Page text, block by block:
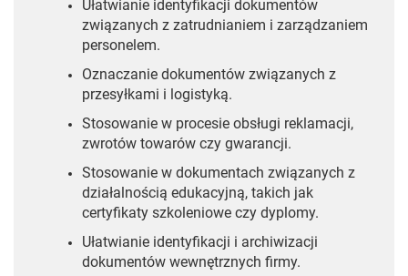
Ułatwianie identyfikacji dokumentów
związanych z zatrudnianiem i zarządzaniem
personelem.
Oznaczanie dokumentów związanych z
przesyłkami i logistyką.
Stosowanie w procesie obsługi reklamacji,
zwrotów towarów czy gwarancji.
Stosowanie w dokumentach związanych z
działalnością edukacyjną, takich jak
certyfikaty szkoleniowe czy dyplomy.
Ułatwianie identyfikacji i archiwizacji
dokumentów wewnętrznych firmy.